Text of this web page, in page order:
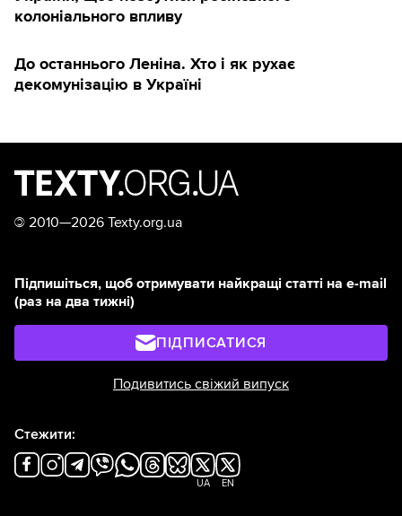
колоніального впливу
До останнього Леніна. Хто і як рухає
декомунізацію в Україні
© 2010—2026 Texty.org.ua
Підпишіться, щоб отримувати найкращі статті на e-mail
(раз на два тижні)
ПІДПИСАТИСЯ
Подивитись свіжий випуск
Стежити:
UA EN